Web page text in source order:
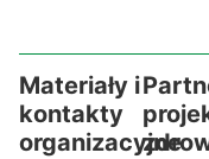
Materiały i
kontakty
organizacyjne